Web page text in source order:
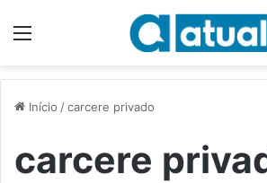
Início /carcere privado
carcere